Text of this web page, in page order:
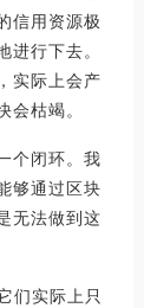
信用资源极
进行下去。
实际上会产
会枯竭。
个闭环。我
够通过区块
无法做到这
们实际上只